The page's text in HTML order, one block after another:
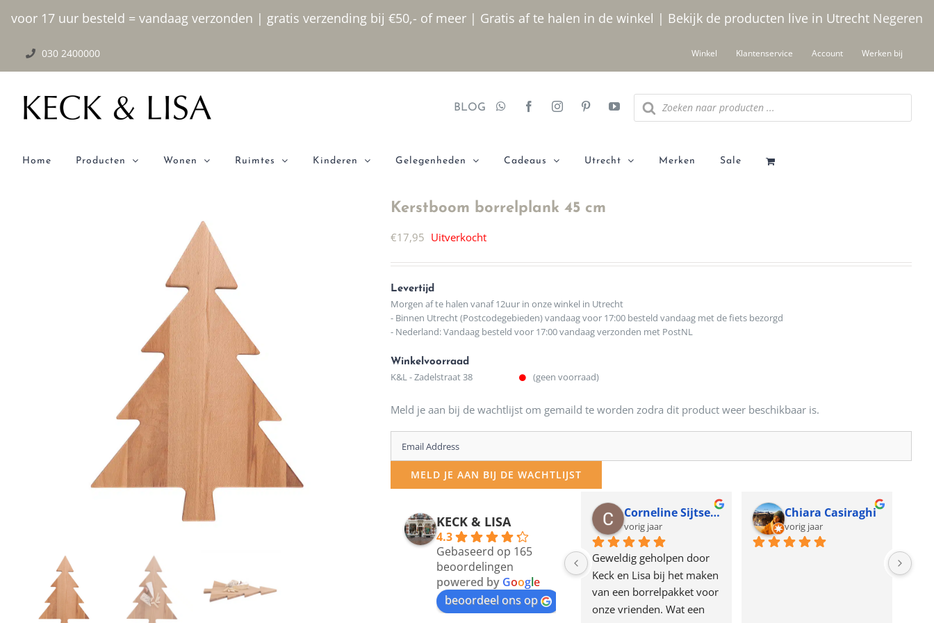
voor 17 uur besteld = vandaag verzonden | gratis verzending bij €50,- of meer | Gratis af te halen in de winkel | Bekijk de producten live in Utrecht Negeren
inhoud
030 2400000 Winkel Klantenservice Account Werken bij
BLOG
Producten
zoeken
Home Producten Wonen Ruimtes Kinderen Gelegenheden Cadeaus Utrecht Merken Sale
Kerstboom borrelplank 45 cm
€17,95 Uitverkocht
Levertijd
Morgen af te halen vanaf 12uur in onze winkel in Utrecht
- Binnen Utrecht (Postcodegebieden) vandaag voor 17:00 besteld vandaag met de fiets bezorgd
- Nederland: Vandaag besteld voor 17:00 vandaag verzonden met PostNL
Winkelvoorraad
K&L - Zadelstraat 38 (geen voorraad)
Meld je aan bij de wachtlijst om gemaild te worden zodra dit product weer beschikbaar is.
Enter
your
email
MELD JE AAN BIJ DE WACHTLIJST
KECK & LISA
4.3
Gebaseerd op 165
beoordelingen
powered by Google
beoordeel ons op
winkel tegen! Ze verkopen
12 maanden geleden
Waarom in hemelsnaam
de woonwinkel op de
klippen  laten lopen? Waar
moeten nu de design
Corneline Sijtsema
vorig jaar
Geweldig geholpen door
Keck en Lisa bij het maken
van een borrelpakket voor
onze vrienden. Wat een
Chiara Casiraghi
vorig jaar